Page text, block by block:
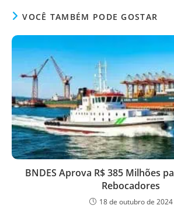
VOCÊ TAMBÉM PODE GOSTAR
BNDES Aprova R$ 385 Milhões
Rebocadores
18 de outubro de 2024